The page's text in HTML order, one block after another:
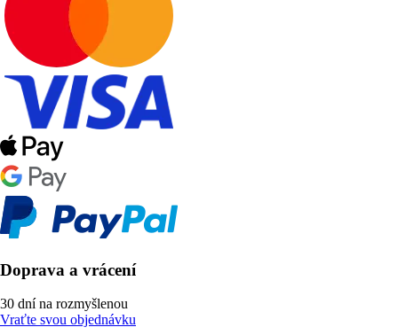
Doprava a vrácení
30 dní na rozmyšlenou
Vraťte svou objednávku